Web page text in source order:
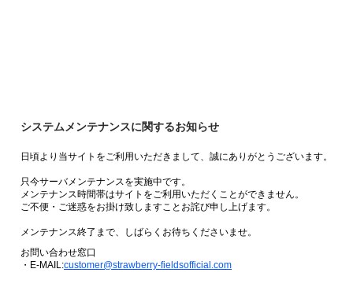
システムメンテナンスに関するお知らせ
日頃より当サイトをご利用いただきまして、誠にありがとうございます。
只今サーバメンテナンスを実施中です。
メンテナンス時間帯はサイトをご利用いただくことができません。
ご不便・ご迷惑をお掛け致しますことお詫び申し上げます。
メンテナンス終了まで、しばらくお待ちくださいませ。
お問い合わせ窓口
・E-MAIL:customer@strawberry-fieldsofficial.com